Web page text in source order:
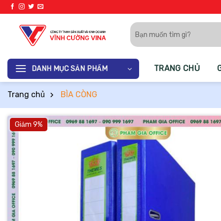
qua
Tìm
kiếm:
DANH MỤC SẢN PHẨM TRANG CHỦ
Trang chủ BÌA CÒNG
Giảm 9%